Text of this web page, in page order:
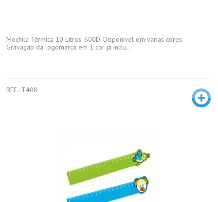
Mochila Térmica 10 Litros. 600D. Disponível em várias cores.
Gravação da logomarca em 1 cor já inclu...
REF.: T408